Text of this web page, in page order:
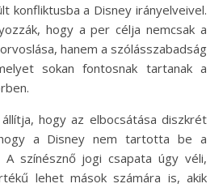
konfliktusba a Disney irányelveivel.
hogy a per célja nemcsak a
hanem a szólásszabadság
sokan fontosnak tartanak a
hogy az elbocsátása diszkrét
a Disney nem tartotta be a
A színésznő jogi csapata úgy véli,
lehet mások számára is, akik